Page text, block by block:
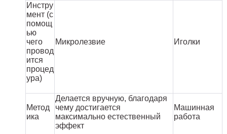
Инстру
мент (с
помощ
ью
чего
провод
ится
процед
ура)
Микролезвие Иголки
Метод
ика
Делается вручную, благодаря
чему достигается
максимально естественный
эффект
Машинная
работа